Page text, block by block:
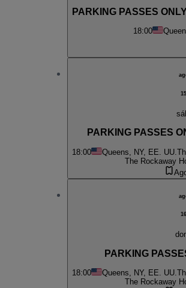
PARKING PASSES
18:00
15
PARKING PASSES
18:00 Queens, NY, EE. UU.
The Rockaway
16
PARKING
18:00 Queens, NY, EE. UU.
The Rockaway